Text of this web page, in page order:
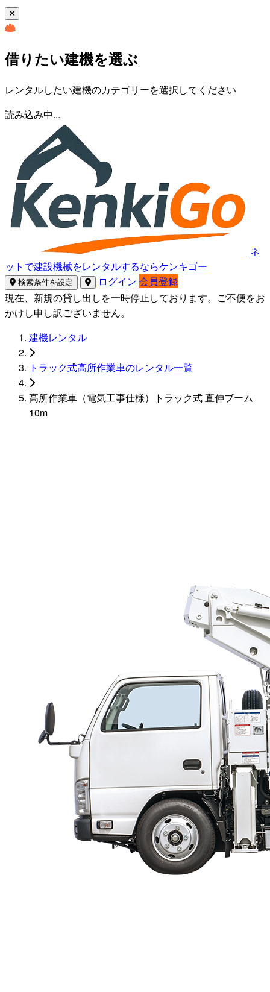
借りたい建機を選ぶ
レンタルしたい建機のカテゴリーを選択してください
読み込み中...
ネ
ットで建設機械をレンタルするならケンキゴー
検索条件を設定 ログイン 会員登録
現在、新規の貸し出しを一時停止しております。ご不便をお
かけし申し訳ございません。
建機レンタル
トラック式高所作業車のレンタル一覧
高所作業車（電気工事仕様）トラック式 直伸ブーム
10m